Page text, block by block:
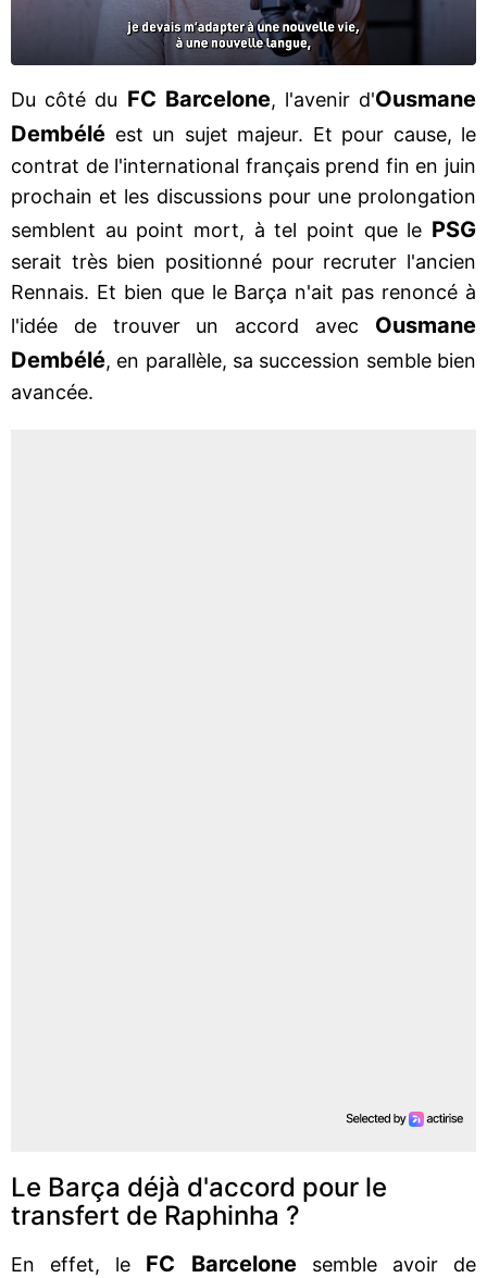
Du côté du FC Barcelone, l'avenir d'Ousmane
Dembélé est un sujet majeur. Et pour cause, le
contrat de l'international français prend fin en juin
prochain et les discussions pour une prolongation
semblent au point mort, à tel point que le PSG
serait très bien positionné pour recruter l'ancien
Rennais. Et bien que le Barça n'ait pas renoncé à
l'idée de trouver un accord avec Ousmane
Dembélé, en parallèle, sa succession semble bien
avancée.
Le Barça déjà d'accord pour le
transfert de Raphinha ?
En effet, le FC Barcelonesemble avoir de